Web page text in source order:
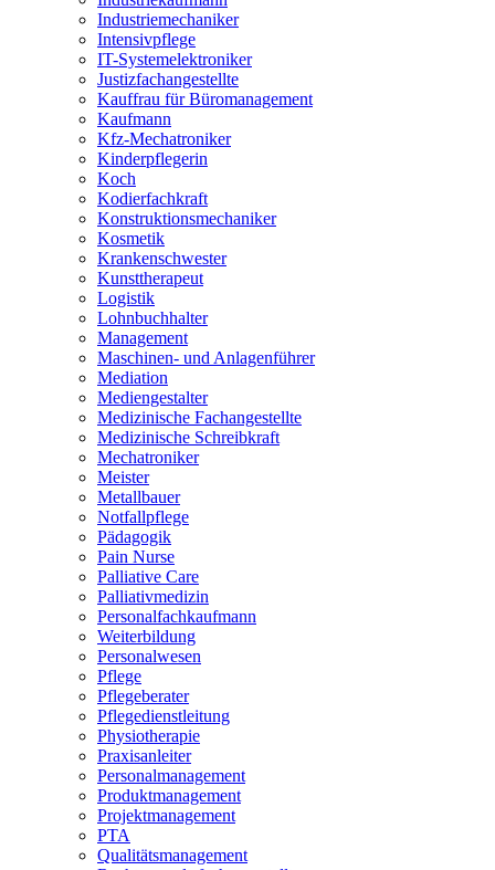
Industriemechaniker
Intensivpflege
IT-Systemelektroniker
Justizfachangestellte
Kauffrau für Büromanagement
Kaufmann
Kfz-Mechatroniker
Kinderpflegerin
Koch
Kodierfachkraft
Konstruktionsmechaniker
Kosmetik
Krankenschwester
Kunsttherapeut
Logistik
Lohnbuchhalter
Management
Maschinen- und Anlagenführer
Mediation
Mediengestalter
Medizinische Fachangestellte
Medizinische Schreibkraft
Mechatroniker
Meister
Metallbauer
Notfallpflege
Pädagogik
Pain Nurse
Palliative Care
Palliativmedizin
Personalfachkaufmann
Weiterbildung
Personalwesen
Pflege
Pflegeberater
Pflegedienstleitung
Physiotherapie
Praxisanleiter
Personalmanagement
Produktmanagement
Projektmanagement
PTA
Qualitätsmanagement